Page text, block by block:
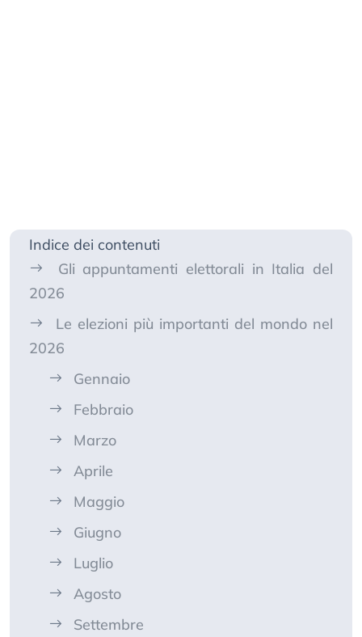
Indice dei contenuti
Gli appuntamenti elettorali in Italia del
2026
Le elezioni più importanti del mondo nel
2026
Gennaio
Febbraio
Marzo
Aprile
Maggio
Giugno
Luglio
Agosto
Settembre